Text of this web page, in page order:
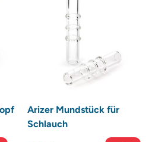
Arizer Mundstück für
Schlauch